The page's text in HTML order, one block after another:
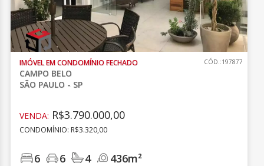
IMÓVEL EM CONDOMÍNIO FECHADO
CAMPO BELO
SÃO PAULO - SP
CÓD.:197877
VENDA: R$3.790.000,00
CONDOMÍNIO: R$3.320,00
6 6 4 436m²